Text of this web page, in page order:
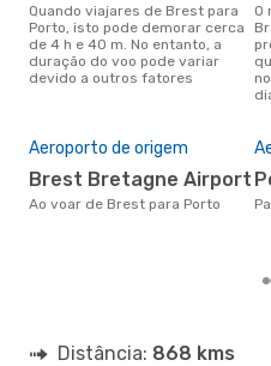
Quando viajares de Brest para
Porto, isto pode demorar cerca
de 4 h e 40 m. No entanto, a
duração do voo pode variar
devido a outros fatores
O melhor preço para voos de
Aeroporto de origem
Brest Bretagne Airport
Ao voar de Brest para Porto
Distância: 868 kms